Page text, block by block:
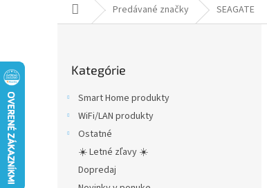
DomovPredávané značky SEAGATE
kategórie
Kategórie
Smart Home produkty
WiFi/LAN produkty
Ostatné
☀️ Letné zľavy ☀️
Dopredaj